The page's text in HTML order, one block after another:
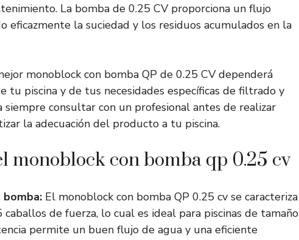
La bomba de 0.25 CV proporciona un flujo
eficazmente la suciedad y los residuos acumulados en la
monoblock con bomba QP de 0.25 CV dependerá
tu piscina y de tus necesidades específicas de filtrado y
siempre consultar con un profesional antes de realizar
la adecuación del producto a tu piscina.
monoblock con bomba qp 0.25 cv
bomba: El monoblock con bomba QP 0.25 cv se caracteriza
de fuerza, lo cual es ideal para piscinas de tamaño
permite un buen flujo de agua y una eficiente